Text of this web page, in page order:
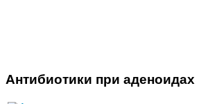
Антибиотики при аденоидах